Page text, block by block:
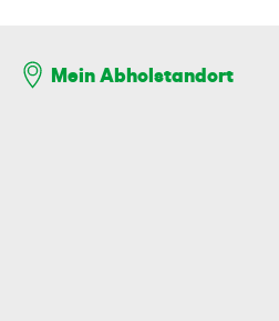
Mein Abholstandort